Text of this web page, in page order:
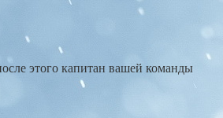
этого капитан вашей команды